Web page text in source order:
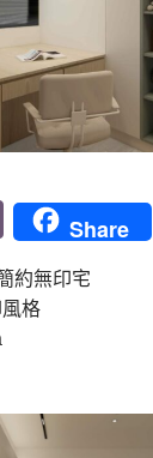
Pinterest
Share
約無印宅
格